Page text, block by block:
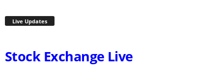
Live Updates
Stock Exchange Live